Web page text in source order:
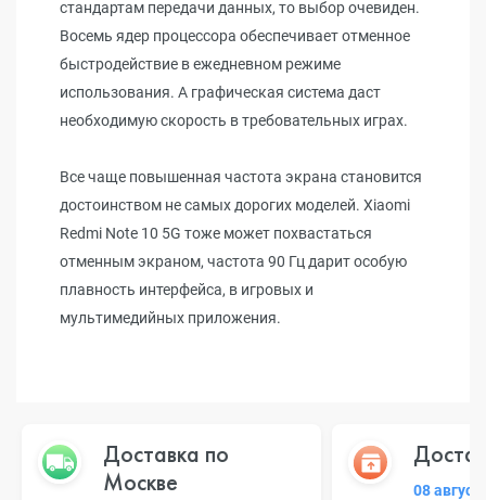
стандартам передачи данных, то выбор очевиден.
Восемь ядер процессора обеспечивает отменное
быстродействие в ежедневном режиме
использования. А графическая система даст
необходимую скорость в требовательных играх.
Все чаще повышенная частота экрана становится
достоинством не самых дорогих моделей. Xiaomi
Redmi Note 10 5G тоже может похвастаться
отменным экраном, частота 90 Гц дарит особую
плавность интерфейса, в игровых и
мультимедийных приложения.
Доставка по
Москве
08